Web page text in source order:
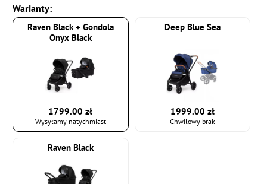
Warianty:
Raven Black + Gondola
Onyx Black
1799.00 zł
Wysyłamy natychmiast
Deep Blue Sea
1999.00 zł
Chwilowy brak
Raven Black